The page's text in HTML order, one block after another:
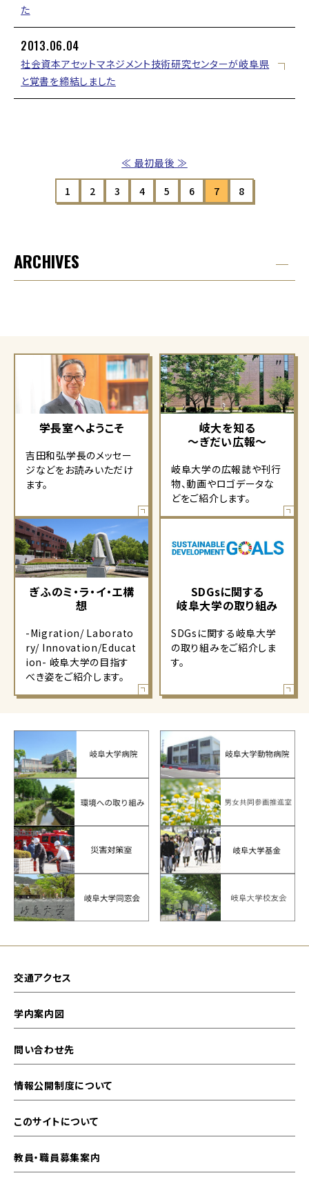
た
2013.06.04
社会資本アセットマネジメント技術研究センターが岐阜県
と覚書を締結しました
≪ 最初
1 2 3 4 5 6 7 8
最後 ≫
ARCHIVES
学長室へようこそ
吉田和弘学長のメッセー
ジなどをお読みいただけ
ます。
岐大を知る
～ぎだい広報～
岐阜大学の広報誌や刊行
物、動画やロゴデータな
どをご紹介します。
ぎふのミ・ラ・イ・エ構
想
-Migration/ Laborato
ry/ Innovation/Educat
ion- 岐阜大学の目指す
べき姿をご紹介します。
SDGsに関する
岐阜大学の取り組み
SDGsに関する岐阜大学
の取り組みをご紹介しま
す。
交通アクセス
学内案内図
問い合わせ先
情報公開制度について
このサイトについて
教員・職員募集案内